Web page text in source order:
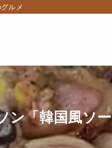
ルメ
ン「韓国風ソ